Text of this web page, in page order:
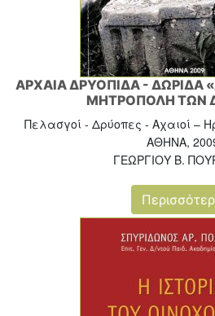
ΑΡΧΑΙΑ ΔΡΥΟΠΙΔΑ - ΔΩΡΙΔΑ
ΜΗΤΡΟΠΟΛΗ ΤΩΝ
Πελασγοί - Δρύοπες - Αχαιοί –
ΑΘΗΝΑ,
ΓΕΩΡΓΙΟΥ Β.